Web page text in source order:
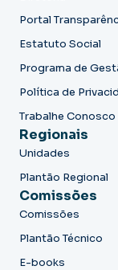
Portal
Estatuto Social
Programa de
Política de
Trabalhe Conosco
Regionais
Unidades
Plantão Regional
Comissões
Comissões
Plantão Técnico
E-books